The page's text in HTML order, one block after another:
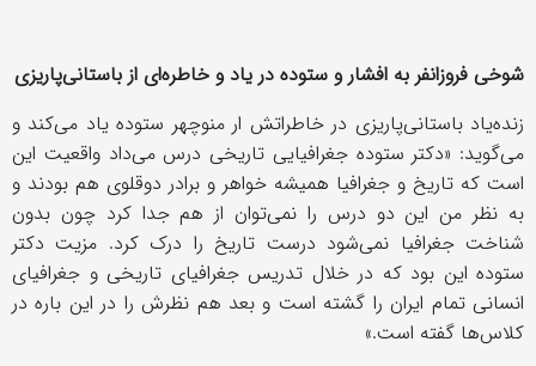
شوخی فروزانفر به افشار و ستوده در یاد و خاطره‌ای از باستانی‌پاریزی
زنده‌یاد باستانی‌پاریزی در خاطراتش ار منوچهر ستوده یاد می‌کند و
می‌گوید: «دکتر ستوده جغرافیایی تاریخی درس می‌داد واقعیت این
است که تاریخ و جغرافیا همیشه خواهر و برادر دوقلوی هم بودند و
به نظر من این دو درس را نمی‌توان از هم جدا کرد چون بدون
شناخت جغرافیا نمی‌شود درست تاریخ را درک کرد. مزیت دکتر
ستوده این بود که در خلال تدریس جغرافیای تاریخی و جغرافیای
انسانی تمام ایران را گشته است و بعد هم نظرش را در این باره در
کلاس‌ها گفته است.»